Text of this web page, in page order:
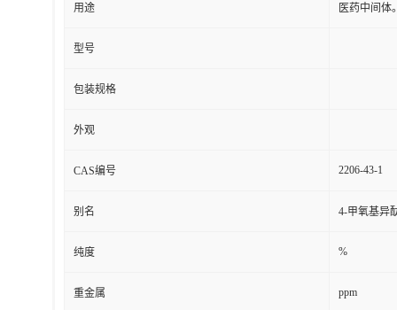
用途 医药中间体
型号
包装规格
外观
CAS编号 2206-43-1
别名 4-甲氧基异
纯度 %
重金属 ppm